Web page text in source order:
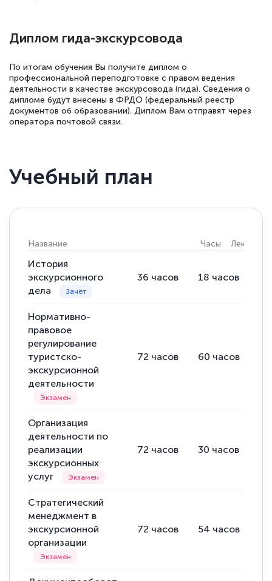
Диплом гида-экскурсовода
По итогам обучения Вы получите диплом о
профессиональной переподготовке с правом ведения
деятельности в качестве экскурсовода (гида). Сведения о
дипломе будут внесены в ФРДО (федеральный реестр
документов об образовании). Диплом Вам отправят через
оператора почтовой связи.
Учебный план
Название Часы Лекции
История
экскурсионного
дела
36 часов 18 часов
Нормативно-
правовое
регулирование
туристско-
экскурсионной
деятельности
72 часов 60 часов
Организация
деятельности по
реализации
экскурсионных
услуг
72 часов 30 часов
Стратегический
менеджмент в
экскурсионной
организации
72 часов 54 часов